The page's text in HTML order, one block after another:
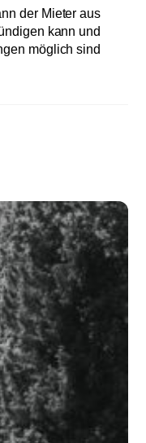
der Mieter aus
kann und
möglich sind